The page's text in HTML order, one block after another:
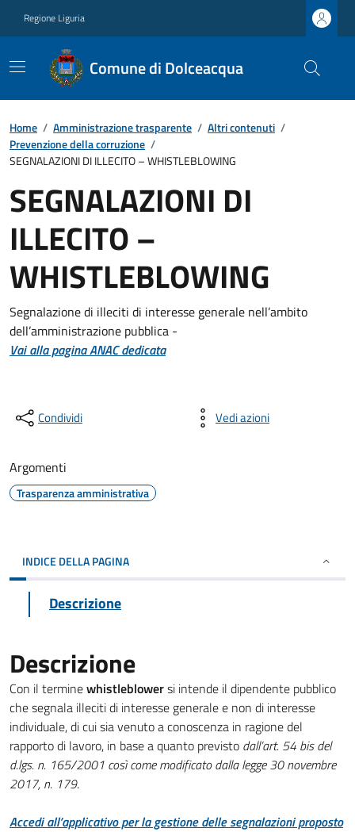
Regione Liguria
Comune di Dolceacqua
Home / Amministrazione trasparente / Altri contenuti /
Prevenzione della corruzione /
SEGNALAZIONI DI ILLECITO – WHISTLEBLOWING
SEGNALAZIONI DI
ILLECITO –
WHISTLEBLOWING
Segnalazione di illeciti di interesse generale nell’ambito
dell’amministrazione pubblica -
Vai alla pagina ANAC dedicata
Condividi Vedi azioni
Argomenti
Trasparenza amministrativa
INDICE DELLA PAGINA
Descrizione
Descrizione
Con il terminewhistleblowersi intende il dipendente pubblico
che segnala illeciti di interesse generale e non di interesse
individuale, di cui sia venuto a conoscenza in ragione del
rapporto di lavoro, in base a quanto previsto dall’art. 54 bis del
d.lgs. n. 165/2001 così come modificato dalla legge 30 novembre
2017, n. 179.
Accedi all’applicativo per la gestione delle segnalazioni proposto